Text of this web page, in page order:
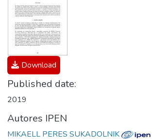
Download
Published date:
2019
Autores IPEN
MIKAELL PERES SUKADOLNIK